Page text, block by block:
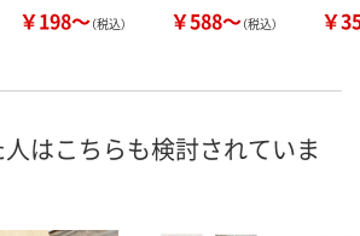
￥198～（税込） ￥588～（税込） ￥
はこちらも検討されていま